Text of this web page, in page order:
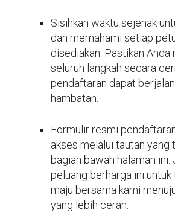
Sisihkan waktu sejenak
dan memahami setiap
disediakan. Pastikan Anda
seluruh langkah secara
pendaftaran dapat
hambatan.
Formulir resmi
akses melalui tautan yang
bagian bawah halaman
peluang berharga ini untuk
maju bersama kami
yang lebih cerah.